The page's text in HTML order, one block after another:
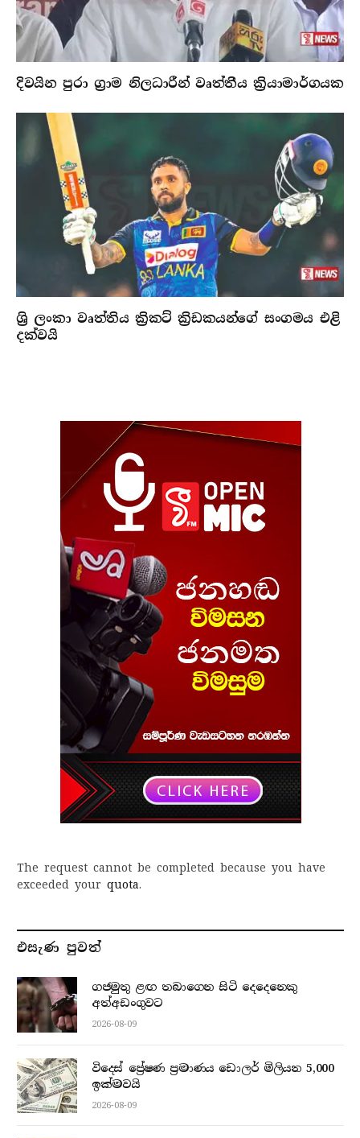
දිවයින පුරා ග්‍රාම නිලධාරීන් වෘත්තීය ක්‍රියාමාර්ගයක
ශ්‍රි ලංකා වෘත්තිය ක්‍රිකට් ක්‍රිඩකයන්ගේ සංගමය එළි
දක්වයි
The request cannot be completed because you have
exceeded your quota.
එසැණ පුව​ත්
ගජමුතු ළඟ තබාගෙන සිටි දෙදෙනෙකු
අත්අඩංගුවට
2026-08-09
විදෙස් ප්‍රේෂණ ප්‍රමාණය ඩොලර් මිලියන 5,000
ඉක්මවයි
2026-08-09